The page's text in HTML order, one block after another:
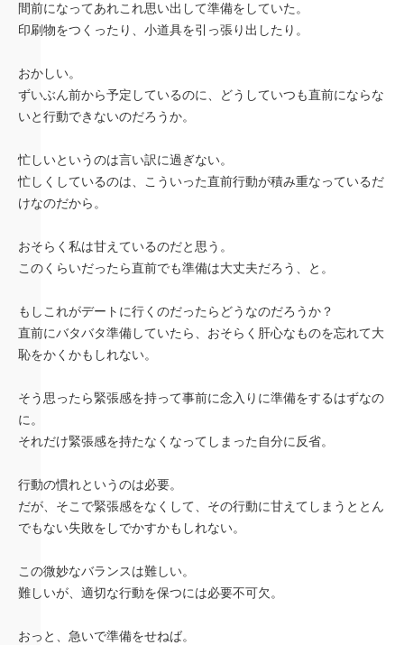
間前になってあれこれ思い出して準備をしていた。
印刷物をつくったり、小道具を引っ張り出したり。
おかしい。
ずいぶん前から予定しているのに、どうしていつも直前にならな
いと行動できないのだろうか。
忙しいというのは言い訳に過ぎない。
忙しくしているのは、こういった直前行動が積み重なっているだ
けなのだから。
おそらく私は甘えているのだと思う。
このくらいだったら直前でも準備は大丈夫だろう、と。
もしこれがデートに行くのだったらどうなのだろうか？
直前にバタバタ準備していたら、おそらく肝心なものを忘れて大
恥をかくかもしれない。
そう思ったら緊張感を持って事前に念入りに準備をするはずなの
に。
それだけ緊張感を持たなくなってしまった自分に反省。
行動の慣れというのは必要。
だが、そこで緊張感をなくして、その行動に甘えてしまうととん
でもない失敗をしでかすかもしれない。
この微妙なバランスは難しい。
難しいが、適切な行動を保つには必要不可欠。
おっと、急いで準備をせねば。